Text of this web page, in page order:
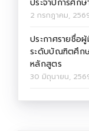
ประจำปีการศึ
2 กรกฎาคม,
ประกาศรายชื่
ระดับบัณฑิตศึก
หลักสูตร
30 มิถุนายน,